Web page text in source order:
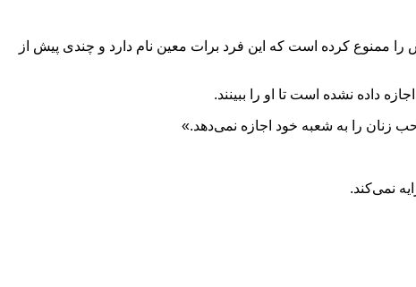
ممنوع کرده است که این فرد برات معین نام دارد و چندی پیش از
داده نشده است تا او را ببینند.
زنان را به شعبه خود اجازه نمی‌دهد.»
نمی‌کند.